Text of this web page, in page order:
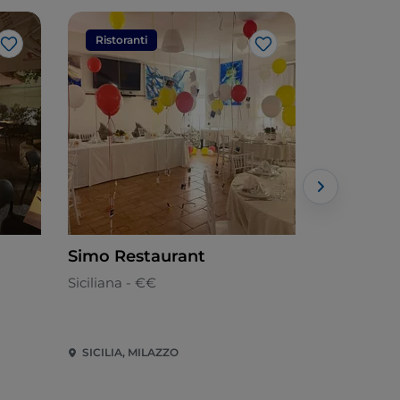
Like
Ristoranti
Like
Simo Restaurant
Siciliana - €€
SICILIA, MILAZZO